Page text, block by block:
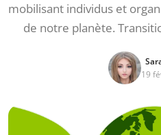
mobilisant individus et
de notre planète.
19